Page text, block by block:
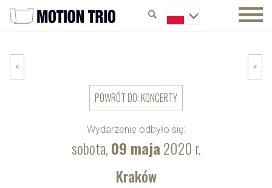
Wydarzenie odbyło się:
sobota,09 maja2020 r.
< >
POWRÓT DO: KONCERTY
Kraków